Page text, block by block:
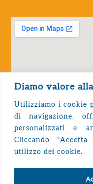
Diamo valore
Utilizziamo i cookie
di navigazione,
personalizzati e
Cliccando
utilizzo dei cookie.
Privacy Policy